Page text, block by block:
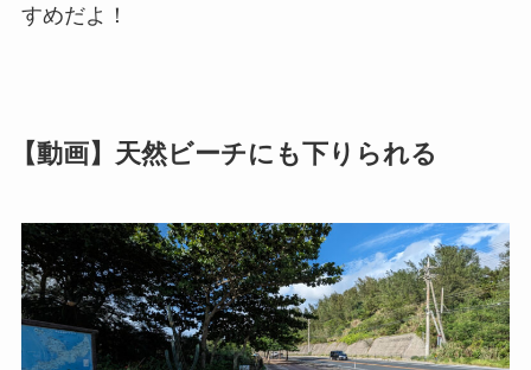
すめだよ！
【動画】天然ビーチにも下りられる